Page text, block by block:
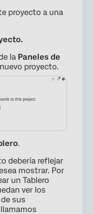
proyecto a una
la Paneles de
proyecto.
.
debería reflejar
mostrar. Por
un Tablero
ver los
sus